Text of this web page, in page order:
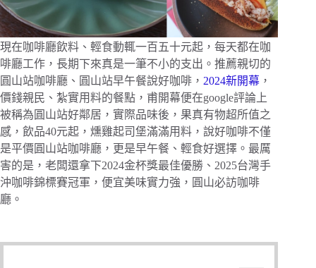
現在咖啡廳飲料、輕食動輒一百五十元起，每天都在咖
啡廳工作，長期下來真是一筆不小的支出。推薦親切的
圓山站咖啡廳、圓山站早午餐說好咖啡， 2024新開幕 ，
價錢親民、紮實用料的餐點，甫開幕便在google評論上
被稱為圓山站好鄰居，實際品味後，果真有物超所值之
感，飲品40元起，燻雞起司堡滿滿用料，說好咖啡不僅
是平價圓山站咖啡廳，更是早午餐、輕食好選擇。最厲
害的是，老闆還拿下2024金杯獎最佳優勝、2025台灣手
沖咖啡錦標賽冠軍，便宜美味實力強，圓山必訪咖啡
廳。